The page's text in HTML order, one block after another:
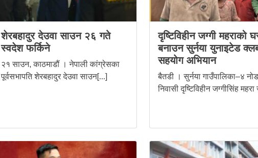
शेरबहादुर देउवा साउन २६ गते
स्वदेश फर्किने
२१ साउन, काठमाडौं । नेपाली कांग्रेसका
पूर्वसभापति शेरबहादुर देउवा साउन[...]
दृष्टिविहीन जग्गी महराको
बनाउन सुर्नया युनाइटेड
सहयोग अभियान
बैतडी । सुर्नया गाउँपालिका–४
निवासी दृष्टिविहीन जग्गीसिंह महरा